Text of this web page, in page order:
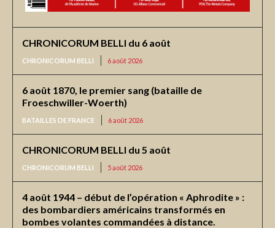
CHRONICORUM BELLI du 6 août
CHRONICORUM BELLI 6 août 2026
6 août 1870, le premier sang (bataille de
Froeschwiller-Woerth)
BATAILLES DE FRANCE 6 août 2026
CHRONICORUM BELLI du 5 août
CHRONICORUM BELLI 5 août 2026
4 août 1944 – début de l’opération « Aphrodite » :
des bombardiers américains transformés en
bombes volantes commandées à distance.